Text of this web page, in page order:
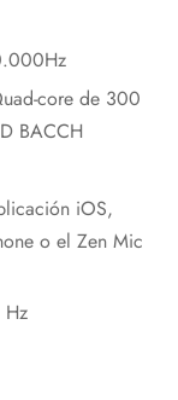
core de 300
BACCH
iOS,
o el Zen Mic